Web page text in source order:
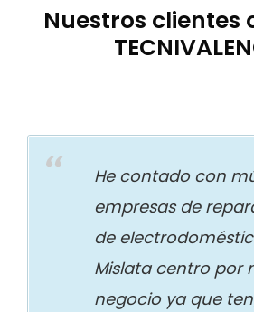
Nuestros clientes
He contado con
empresas de
de
Mislata centro por
negocio ya que